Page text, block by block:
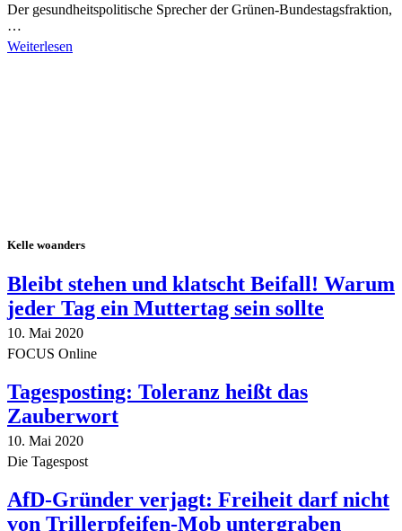
Der gesundheitspolitische Sprecher der Grünen-Bundestagsfraktion,
…
Weiterlesen
Kelle woanders
Bleibt stehen und klatscht Beifall! Warum
jeder Tag ein Muttertag sein sollte
10. Mai 2020
FOCUS Online
Tagesposting: Toleranz heißt das
Zauberwort
10. Mai 2020
Die Tagespost
AfD-Gründer verjagt: Freiheit darf nicht
von Trillerpfeifen-Mob untergraben